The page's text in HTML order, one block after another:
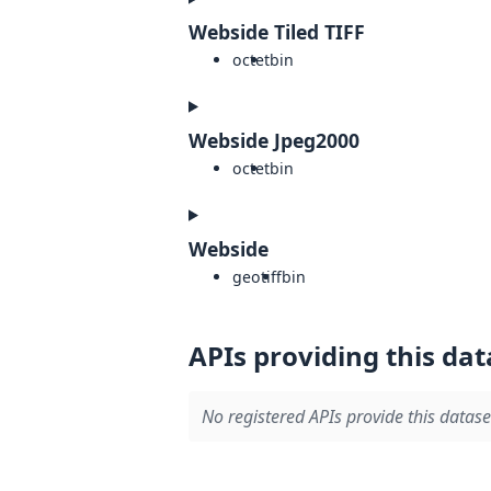
Webside Tiled TIFF
octetbin
Webside Jpeg2000
octetbin
Webside
geotiffbin
APIs providing this
No registered APIs provide this